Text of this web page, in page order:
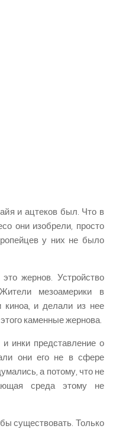
и ацтеков был. Что в
они изобрели, просто
у них не было
жернов. Устройство
мезоамерики в
киноа, и делали из нее
каменные жернова.
инки представление о
они его не в сфере
а потому, что не
среда этому не
существовать. Только